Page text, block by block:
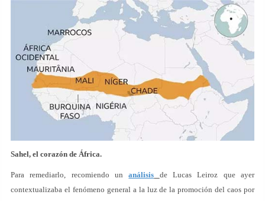
Sahel, el corazón de África.
Para remediarlo, recomiendo unanálisis
de Lucas Leiroz que ayer
contextualizaba el fenómeno general a la luz de la promoción del caos por